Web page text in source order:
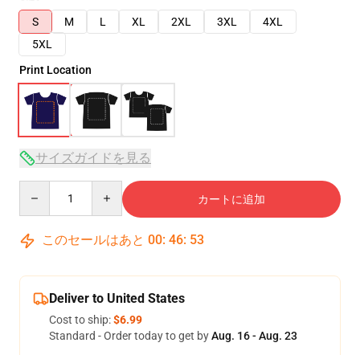
S
M L XL 2XL 3XL
4XL
5XL
Print Location
サイズガイドを見る
カートに追加
このセールはあと 00: 46: 52
Deliver to United States
Cost to ship:$6.99
Standard - Order today to get byAug. 16 - Aug. 23